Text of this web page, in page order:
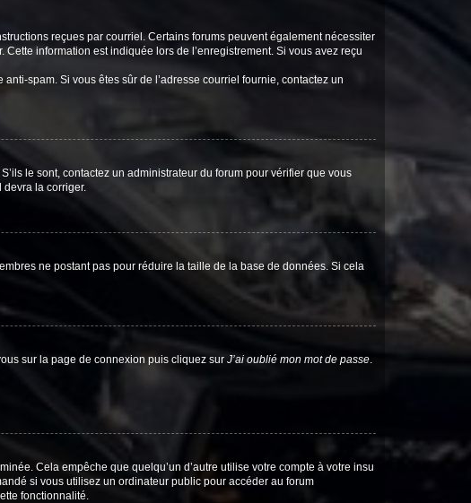
reçues par courriel. Certains forums peuvent également nécessiter
information est indiquée lors de l’enregistrement. Si vous avez reçu
spam. Si vous êtes sûr de l’adresse courriel fournie, contactez un
le sont, contactez un administrateur du forum pour vérifier que vous
devra la corriger.
ne postant pas pour réduire la taille de la base de données. Si cela
sur la page de connexion puis cliquez sur J’ai oublié mon mot de passe.
Cela empêche que quelqu’un d’autre utilise votre compte à votre insu
si vous utilisez un ordinateur public pour accéder au forum
fonctionnalité.